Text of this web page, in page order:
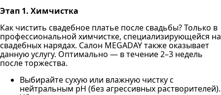
Этап 1. Химчистка
Как чистить свадебное платье после свадьбы? Только в
профессиональной химчистке, специализирующейся на
свадебных нарядах. Салон MEGADAY также оказывает
данную услугу. Оптимально — в течение 2–3 недель
после торжества.
Выбирайте сухую или влажную чистку с
нейтральным pH (без агрессивных растворителей).